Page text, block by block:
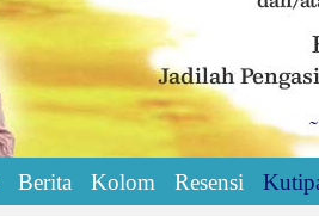
Berita Kolom Resensi